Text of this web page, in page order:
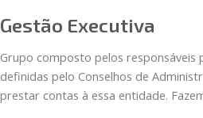
Gestão Executiva
Grupo composto pelos responsáveis
definidas pelo Conselhos de
prestar contas à essa entidade.